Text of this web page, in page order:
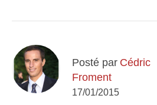
Posté par Cédric
Froment
17/01/2015